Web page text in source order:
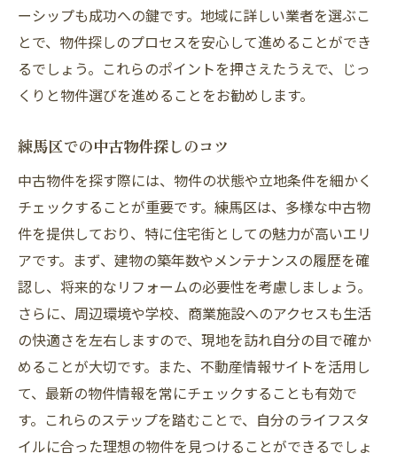
ーシップも成功への鍵です。地域に詳しい業者を選ぶこ
とで、物件探しのプロセスを安心して進めることができ
るでしょう。これらのポイントを押さえたうえで、じっ
くりと物件選びを進めることをお勧めします。
練馬区での中古物件探しのコツ
中古物件を探す際には、物件の状態や立地条件を細かく
チェックすることが重要です。練馬区は、多様な中古物
件を提供しており、特に住宅街としての魅力が高いエリ
アです。まず、建物の築年数やメンテナンスの履歴を確
認し、将来的なリフォームの必要性を考慮しましょう。
さらに、周辺環境や学校、商業施設へのアクセスも生活
の快適さを左右しますので、現地を訪れ自分の目で確か
めることが大切です。また、不動産情報サイトを活用し
て、最新の物件情報を常にチェックすることも有効で
す。これらのステップを踏むことで、自分のライフスタ
イルに合った理想の物件を見つけることができるでしょ